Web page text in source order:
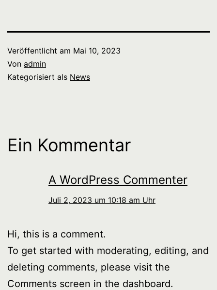
Veröffentlicht am Mai 10, 2023
Von admin
Kategorisiert als News
Ein Kommentar
A WordPress Commenter
Juli 2, 2023 um 10:18 am Uhr
Hi, this is a comment.
To get started with moderating, editing, and
deleting comments, please visit the
Comments screen in the dashboard.